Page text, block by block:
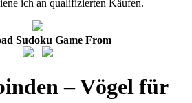
ich an qualifizierten Käufen.
Sudoku Game From
– Vögel für